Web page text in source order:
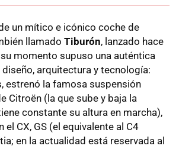
un mítico e icónico coche de
llamado Tiburón, lanzado hace
momento supuso una auténtica
arquitectura y tecnología:
estrenó la famosa suspensión
Citroën (la que sube y baja la
constante su altura en marcha),
el CX, GS (el equivalente al C4
en la actualidad está reservada al